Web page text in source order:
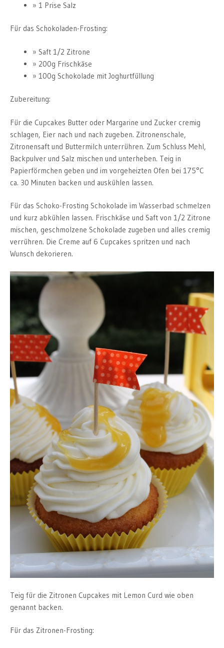
1 Prise Salz
Für das Schokoladen-Frosting:
Saft 1/2 Zitrone
200g Frischkäse
100g Schokolade mit Joghurtfüllung
Zubereitung:
Für die Cupcakes Butter oder Margarine und Zucker cremig
schlagen, Eier nach und nach zugeben. Zitronenschale,
Zitronensaft und Buttermilch unterrühren. Zum Schluss Mehl,
Backpulver und Salz mischen und unterheben. Teig in
Papierförmchen geben und im vorgeheizten Ofen bei 175°C
ca. 30 Minuten backen und auskühlen lassen.
Für das Schoko-Frosting Schokolade im Wasserbad schmelzen
und kurz abkühlen lassen. Frischkäse und Saft von 1/2 Zitrone
mischen, geschmolzene Schokolade zugeben und alles cremig
verrühren. Die Creme auf 6 Cupcakes spritzen und nach
Wunsch dekorieren.
Teig für die Zitronen Cupcakes mit Lemon Curd wie oben
genannt backen.
Für das Zitronen-Frosting: